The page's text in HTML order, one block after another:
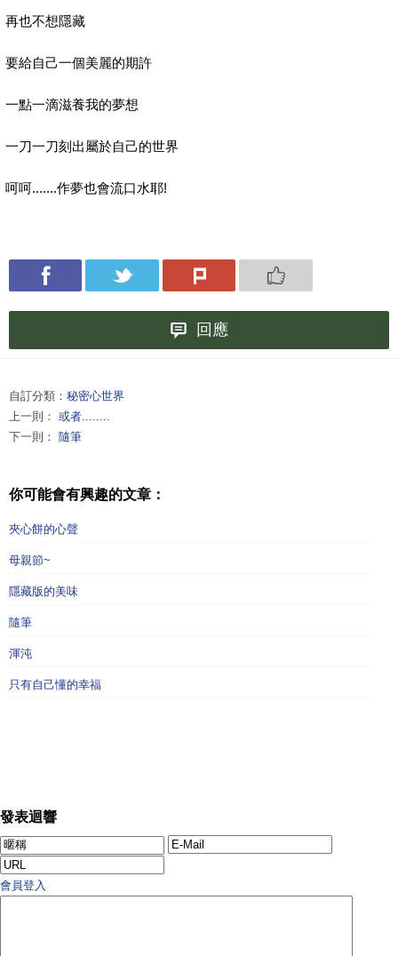
再也不想隱藏
要給自己一個美麗的期許
一點一滴滋養我的夢想
一刀一刀刻出屬於自己的世界
呵呵.......作夢也會流口水耶!
回應
自訂分類： 秘密心世界
上一則： 或者........
下一則： 隨筆
你可能會有興趣的文章：
夾心餅的心聲
母親節~
隱藏版的美味
隨筆
渾沌
只有自己懂的幸福
發表迴響
會員登入